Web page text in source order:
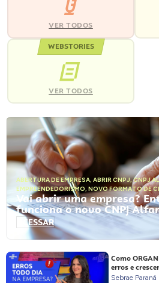
VER TODOS
WEBSTORIES
VER TODOS
ABERTURA DE EMPRESA, ABRIR CNPJ,CNPJ
EMPREENDEDORISMO, NOVO FORMATO DE
Vai abrir uma empresa?
funciona o novo CNPJ
ACESSAR
Como
erros e
Sebrae Paraná